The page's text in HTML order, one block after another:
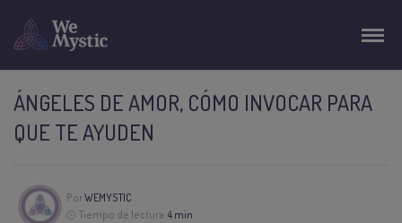
ÁNGELES DE AMOR, CÓMO INVOCAR PARA
QUE TE AYUDEN
PorWEMYSTIC
Tiempo de lectura:4 min